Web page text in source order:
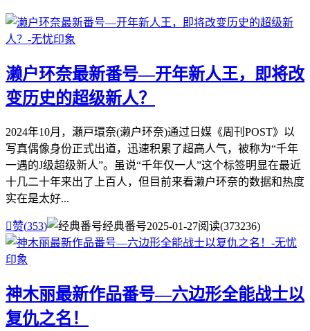
濑户环奈最新番号—开年新人王，即将改
变历史的超级新人？
2024年10月，瀬戸環奈(濑户环奈)通过日媒《周刊POST》以
写真偶像身份正式出道，迅速积累了超高人气，被称为“千年
一遇的J级超级新人”。虽说“千年仅一人”这个标签明显在最近
十几二十年来出了上百人，但目前来看濑户环奈的数据和热度
实在是太好...
赞(353) 经典番号2025-01-27阅读(373236)
神木丽最新作品番号—六边形全能战士以
复仇之名！